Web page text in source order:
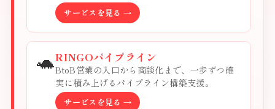
サービスを見る →
🐢RINGOパイプライン
BtoB営業の入口から商談化まで、一歩ずつ確
実に積み上げるパイプライン構築支援。
サービスを見る →